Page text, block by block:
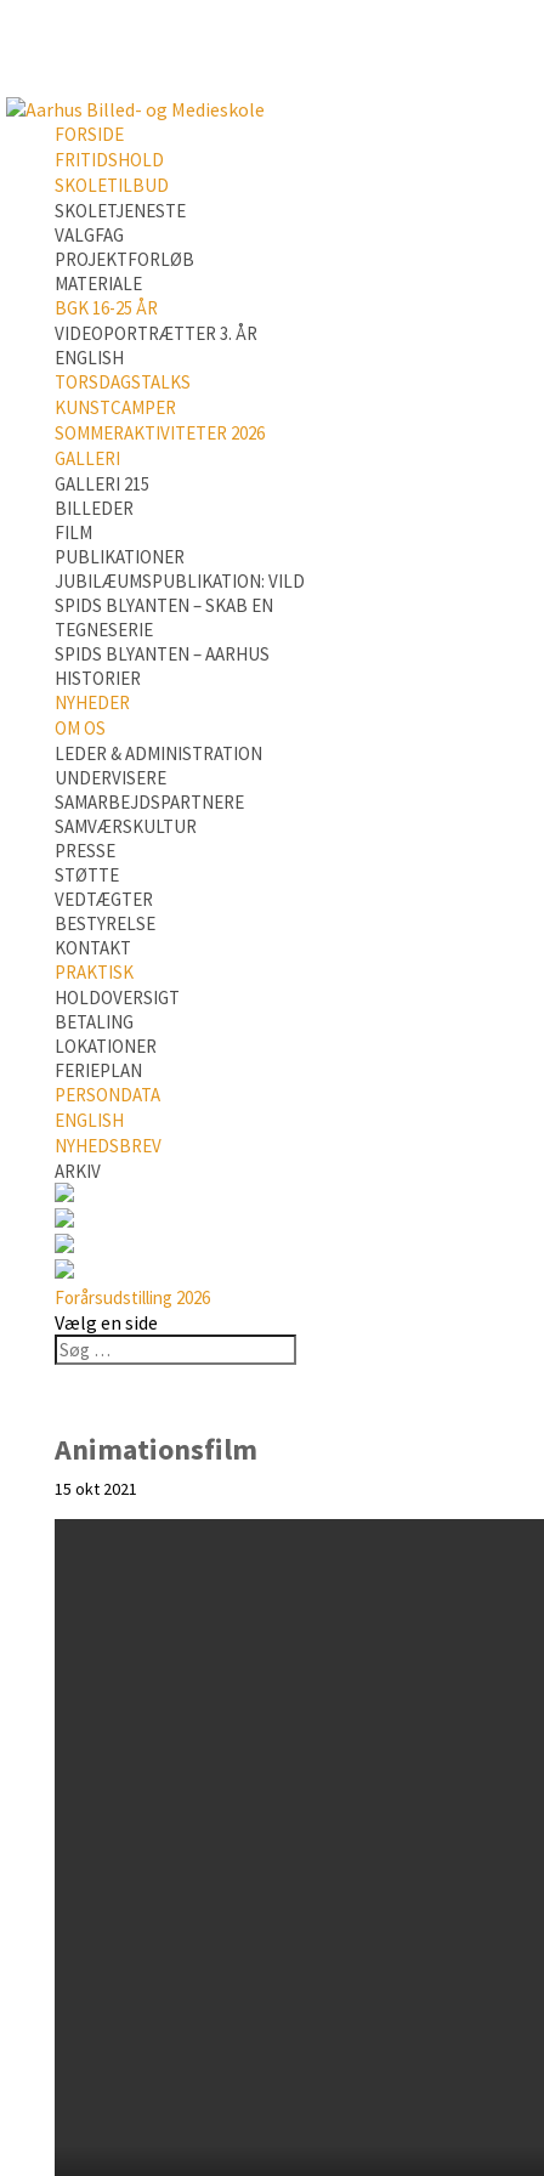
FORSIDE
FRITIDSHOLD
SKOLETILBUD
SKOLETJENESTE
VALGFAG
PROJEKTFORLØB
MATERIALE
BGK 16-25 ÅR
VIDEOPORTRÆTTER 3. ÅR
ENGLISH
TORSDAGSTALKS
KUNSTCAMPER
SOMMERAKTIVITETER 2026
GALLERI
GALLERI 215
BILLEDER
FILM
PUBLIKATIONER
JUBILÆUMSPUBLIKATION: VILD
SPIDS BLYANTEN – SKAB EN
TEGNESERIE
SPIDS BLYANTEN – AARHUS
HISTORIER
NYHEDER
OM OS
LEDER & ADMINISTRATION
UNDERVISERE
SAMARBEJDSPARTNERE
SAMVÆRSKULTUR
PRESSE
STØTTE
VEDTÆGTER
BESTYRELSE
KONTAKT
PRAKTISK
HOLDOVERSIGT
BETALING
LOKATIONER
FERIEPLAN
PERSONDATA
ENGLISH
NYHEDSBREV
ARKIV
Forårsudstilling 2026
Vælg en side
Animationsfilm
15 okt 2021